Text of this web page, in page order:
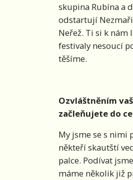
skupina Rubína a
odstartují
Neřež. Ti si k nám
festivaly nesoucí
těšíme.
Ozvláštněním
začleňujete do
My jsme se s nimi
někteří skautští
palce. Podívat
máme několik již